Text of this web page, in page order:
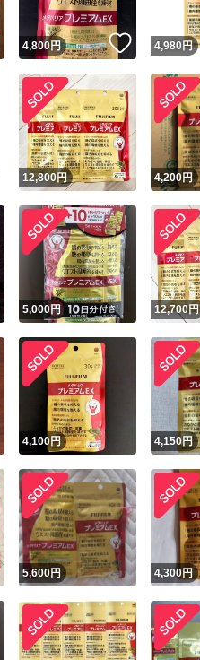
いいね！
4,800円 いいね！
4,980 円
いいね！
12,800円 4,200円
5,000円 12,700円
4,100円 4,150円
5,600円 4,300円